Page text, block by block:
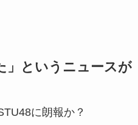
」というニュースが
に朗報か？